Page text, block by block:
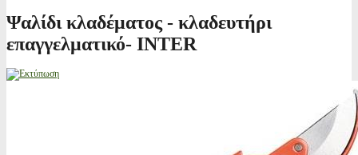
Ψαλίδι κλαδέματος - κλαδευτήρι
επαγγελματικό- INTER